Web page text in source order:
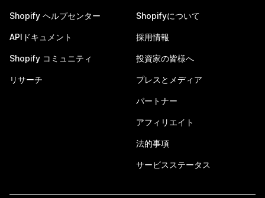
Shopify ヘルプセンター
APIドキュメント
Shopify コミュニティ
リサーチ
Shopifyについて
採用情報
投資家の皆様へ
プレスとメディア
パートナー
アフィリエイト
法的事項
サービスステータス